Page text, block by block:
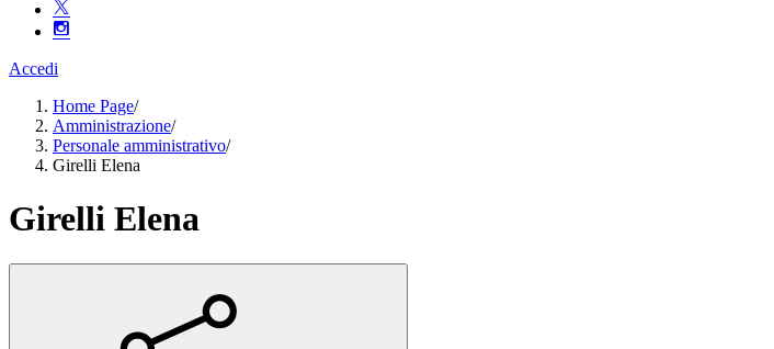
Accedi
Home Page/
Amministrazione/
Personale amministrativo/
Girelli Elena
Girelli Elena